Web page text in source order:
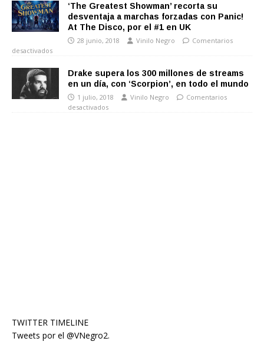
‘The Greatest Showman’ recorta su
desventaja a marchas forzadas con Panic!
At The Disco, por el #1 en UK
28 junio, 2018 Vinilo Negro
Comentarios
desactivados
Drake supera los 300 millones de streams
en un día, con ‘Scorpion’, en todo el mundo
1 julio, 2018 Vinilo Negro
Comentarios
desactivados
TWITTER TIMELINE
Tweets por el @VNegro2.